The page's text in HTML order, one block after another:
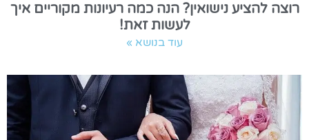
רוצה להציע נישואין? הנה כמה רעיונות מקוריים איך
לעשות זאת!
עוד בנושא »